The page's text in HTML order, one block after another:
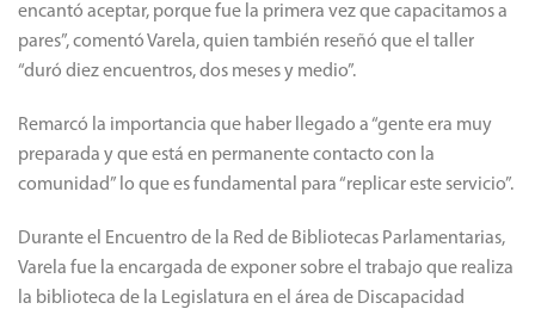
encantó aceptar, porque fue la primera vez que capacitamos a
pares”, comentó Varela, quien también reseñó que el taller
“duró diez encuentros, dos meses y medio”.
Remarcó la importancia que haber llegado a “gente era muy
preparada y que está en permanente contacto con la
comunidad” lo que es fundamental para “replicar este servicio”.
Durante el Encuentro de la Red de Bibliotecas Parlamentarias,
Varela fue la encargada de exponer sobre el trabajo que realiza
la biblioteca de la Legislatura en el área de Discapacidad